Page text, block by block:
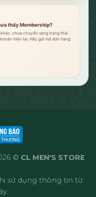
thấy Membership?
chưa chuyển sang trạng thái
hiện tại. Hãy gửi mã đơn hàng
© CL MEN'S STORE
sử dụng thông tin từ